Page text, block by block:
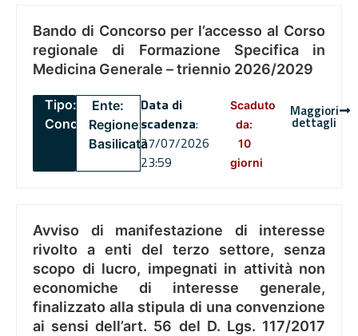
Bando di Concorso per l’accesso al Corso
regionale di Formazione Specifica in
Medicina Generale – triennio 2026/2029
Tipo:
Concorsi
Ente:
Regione
Basilicata
Data di
scadenza:
27/07/2026
23:59
Scaduto
da:
10
giorni
Maggiori
dettagli
Avviso di manifestazione di interesse
rivolto a enti del terzo settore, senza
scopo di lucro, impegnati in attività non
economiche di interesse generale,
finalizzato alla stipula di una convenzione
ai sensi dell’art. 56 del D. Lgs. 117/2017